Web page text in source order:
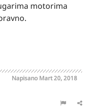
motorima
Napisano Mart 20, 2018